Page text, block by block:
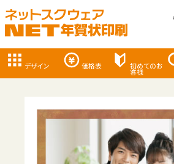
デザイン 価格表 初めてのお
客様